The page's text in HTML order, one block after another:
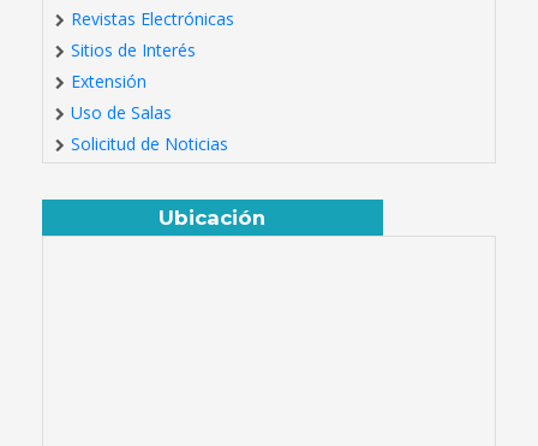
Revistas Electrónicas
Sitios de Interés
Extensión
Uso de Salas
Solicitud de Noticias
Ubicación